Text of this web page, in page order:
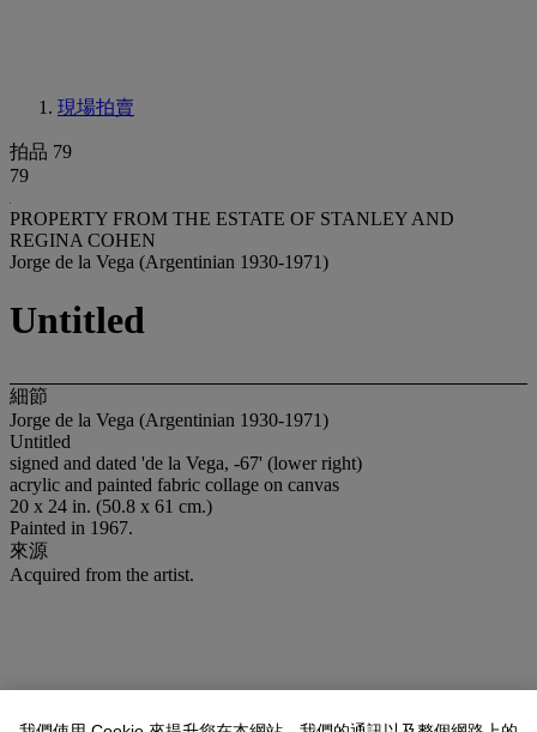
現場拍賣
拍品 79
79
PROPERTY FROM THE ESTATE OF STANLEY AND
REGINA COHEN
Jorge de la Vega (Argentinian 1930-1971)
Untitled
細節
Jorge de la Vega (Argentinian 1930-1971)
Untitled
signed and dated 'de la Vega, -67' (lower right)
acrylic and painted fabric collage on canvas
20 x 24 in. (50.8 x 61 cm.)
Painted in 1967.
來源
Acquired from the artist.